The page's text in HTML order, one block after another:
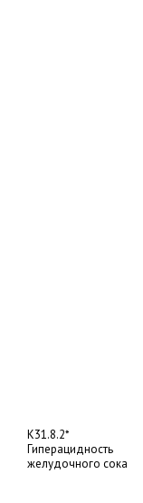
K31.8.2*
Гиперацидность
желудочного сока